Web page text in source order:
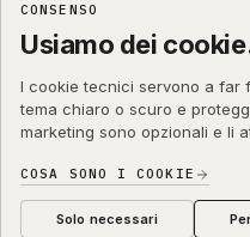
CODICE SDI
T04ZHR3
shop.manzoricambi.it©2001
Privacy & Cookie·Termini
Preferenze cookie
CONSENSO
Usiamo dei
I cookie tecnici servono a far
tema chiaro o scuro e
marketing sono opzionali e li
COSA SONO I COOKIE
Solo necessari